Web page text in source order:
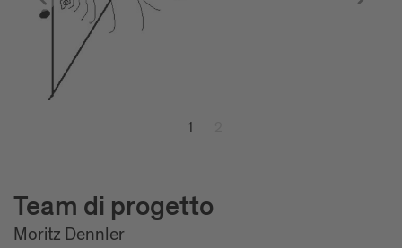
1
Team di progetto
Moritz Dennler